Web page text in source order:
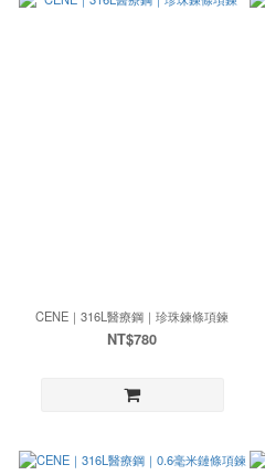
CENE｜316L醫療鋼｜珍珠鍊條項鍊
NT$780